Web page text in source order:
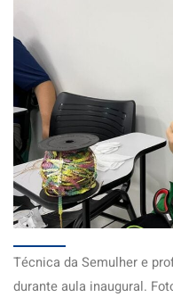
Técnica da Semulher e
durante aula inaugural.